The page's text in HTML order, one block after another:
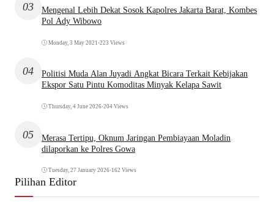
03
Mengenal Lebih Dekat Sosok Kapolres Jakarta Barat, Kombes
Pol Ady Wibowo
Monday, 3 May 2021 •223 Views
04
Politisi Muda Alan Juyadi Angkat Bicara Terkait Kebijakan
Ekspor Satu Pintu Komoditas Minyak Kelapa Sawit
Thursday, 4 June 2026•204 Views
05
Merasa Tertipu, Oknum Jaringan Pembiayaan Moladin
dilaporkan ke Polres Gowa
Tuesday, 27 January 2026•162 Views
Pilihan Editor